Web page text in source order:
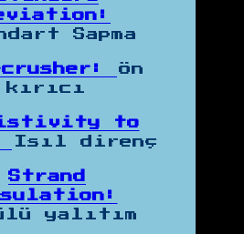
Sapma
crusher:
Ön
kırıcı
to
Isıl direnç
Strand
yalıtım